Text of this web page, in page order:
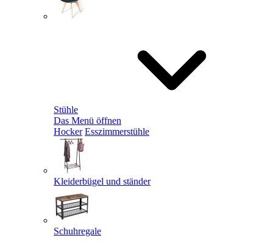
Stühle
Das Menü öffnen
Hocker Esszimmerstühle
Kleiderbügel und ständer
Schuhregale